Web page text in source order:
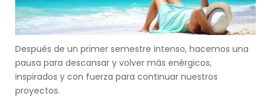
Después de un primer semestre intenso, hacemos una
pausa para descansar y volver más enérgicos,
inspirados y con fuerza para continuar nuestros
proyectos.